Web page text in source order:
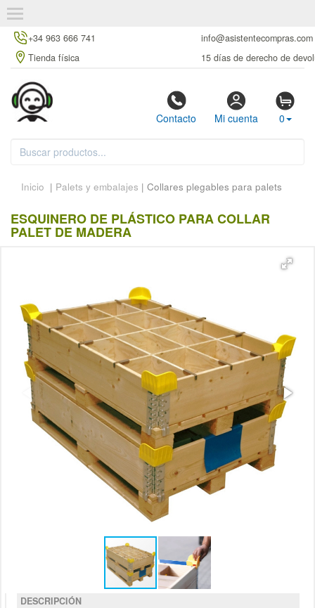
+34 963 666 741
info@asistentecompras.com
Tienda física
15 días de derecho de
Contacto Mi cuenta 0
Inicio | Palets y embalajes | Collares plegables para palets
ESQUINERO DE PLÁSTICO PARA COLLAR
PALET DE MADERA
DESCRIPCIÓN